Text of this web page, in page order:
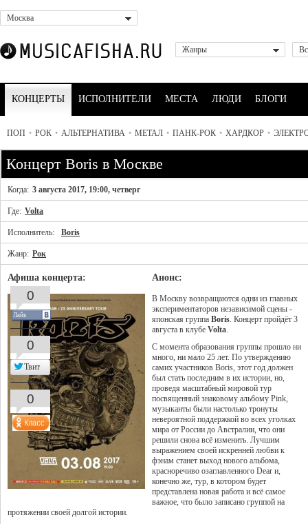
Москва
Жанры
КОНЦЕРТЫ ИСПОЛНИТЕЛИ МЕСТА ЛЮДИ БЛОГИ
ПОП • РОК • АЛЬТЕРНАТИВА • МЕТАЛ • ПАНК-РОК • ХАРДКОР •
Концерт Boris в Москве
Когда: 3 августа 2017, 19:00, четверг
Где: Volta
Исполнитель: Boris
Жанр: Рок
Афиша концерта: Анонс:
В Москву возвращаются одни из главных
экспериментаторов независимой сцены -
японская группа Boris. Концерт пройдёт 3
августа в клубе Volta.
C момента образования группы прошло ни
много, ни мало 25 лет. По утверждению
самих участников Boris, этот год должен
был стать последним в их истории, но,
проведя масштабный мировой тур
посвященный знаковому альбому Pink,
музыканты были настолько тронуты
невероятной поддержкой во всех уголках
мира от России до Австралии, что они
решили снова всё изменить. Лучшим
выражением своей искренней любви к
фэнам станет выход нового альбома,
красноречиво озаглавленного Dear и,
конечно же, тур, в котором будет
представлена новая работа и всё самое
важное, что было записано группой на
протяжении своей долгой истории.
0
Лайк
0
Твит
0